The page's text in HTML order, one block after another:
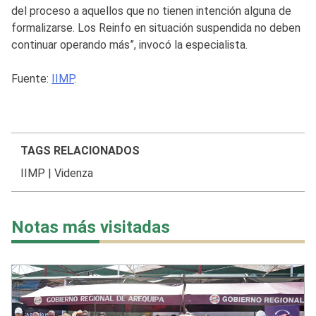
del proceso a aquellos que no tienen intención alguna de
formalizarse. Los Reinfo en situación suspendida no deben
continuar operando más”, invocó la especialista.
Fuente: IIMP.
TAGS RELACIONADOS
IIMP | Videnza
Notas más visitadas